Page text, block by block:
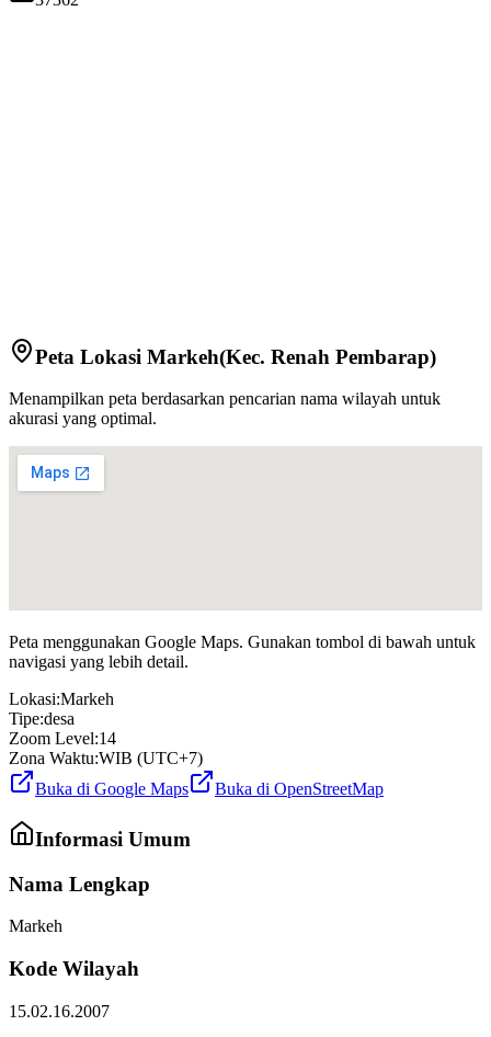
Peta Lokasi Markeh(Kec. Renah Pembarap)
Menampilkan peta berdasarkan pencarian nama wilayah untuk
akurasi yang optimal.
Peta menggunakan Google Maps. Gunakan tombol di bawah untuk
navigasi yang lebih detail.
Lokasi:Markeh
Tipe:desa
Zoom Level:14
Zona Waktu:WIB (UTC+7)
Buka di Google Maps
Buka di OpenStreetMap
Informasi Umum
Nama Lengkap
Markeh
Kode Wilayah
15.02.16.2007